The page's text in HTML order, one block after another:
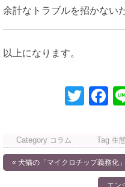
余計なトラブルを招かない
以上になります。
T
tt
er
F
c
e
b
Category コラム Tag 生
投
« 犬猫の「マイクロチップ義務化